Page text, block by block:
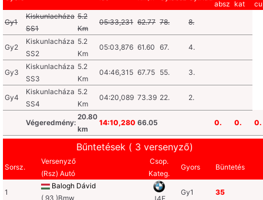
absz kat
Gy1
Kiskunlacháza
SS1
5.2
Km
05:33,231 62.77 78. 8.
Gy2
Kiskunlacháza
SS2
5.2
Km
05:03,876 61.60 67. 4.
Gy3
Kiskunlacháza
SS3
5.2
Km
04:46,315 67.75 55. 3.
Gy4
Kiskunlacháza
SS4
5.2
Km
04:20,089 73.39 22. 2.
Végeredmény:
20.80
km
14:10,280 66.05 0. 0. 0.
Bűntetések ( 3 versenyző)
Sorsz.
Versenyző
(Rsz) Autó
Csop.
Kateg.
Gyors Büntetés
1
Balogh Dávid
( 93 )Bmw
Gy1 35